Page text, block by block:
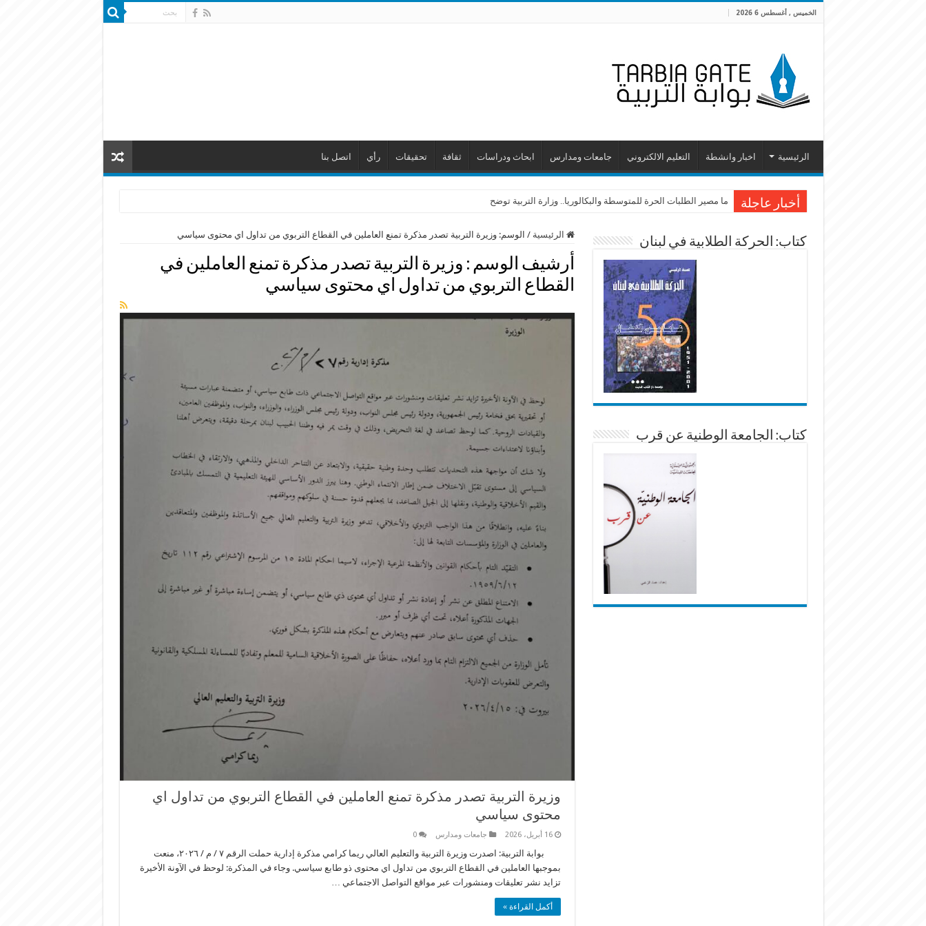
الخميس , أغسطس 6 2026
الرئيسية اخبار وانشطة التعليم الالكتروني جامعات ومدارس ابحاث ودراسات ثقافة تحقيقات رأي اتصل بنا
أخبار عاجلة ما مصير الطلبات الحرة للمتوسطة والبكالوريا.. وزارة التربية توضح
الرئيسية / الوسم:وزيرة التربية تصدر مذكرة تمنع العاملين في القطاع التربوي من تداول اي محتوى سياسي
أرشيف الوسم : وزيرة التربية تصدر مذكرة تمنع العاملين في
القطاع التربوي من تداول اي محتوى سياسي
وزيرة التربية تصدر مذكرة تمنع العاملين في القطاع التربوي من تداول اي
محتوى سياسي
16 أبريل، 2026 جامعات ومدارس 0
بوابة التربية: اصدرت وزيرة التربية والتعليم العالي ريما كرامي مذكرة إدارية حملت الرقم ٧ / م / ٢٠٢٦، منعت
بموجبها العاملين في القطاع التربوي من تداول اي محتوى ذو طابع سياسي. وجاء في المذكرة: لوحظ في الآونة الأخيرة
تزايد نشر تعليقات ومنشورات عبر مواقع التواصل الاجتماعي …
أكمل القراءة »
كتاب: الحركة الطلابية في لبنان
كتاب: الجامعة الوطنية عن قرب